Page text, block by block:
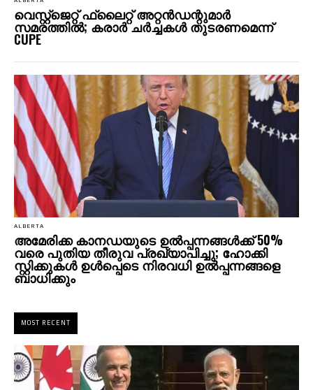
വെസ്റ്റ്‌ജെറ്റ് ഫ്ലൈറ്റ് അറ്റൻഡന്റുമാർ
സമരത്തിൽ; കരാർ ചർച്ചകൾ തുടരണമെന്ന്
CUPE
ALBERTA
അമേരിക്ക കാനഡയുടെ ഉൽപ്പന്നങ്ങൾക്ക് 50%
വരെ പുതിയ തീരുവ പ്രഖ്യാപിച്ചു; ഹോക്കി
സ്റ്റിക്കുകൾ ഉൾപ്പെടെ നിരവധി ഉൽപ്പന്നങ്ങളെ
ബാധിക്കും
MOST RECENT